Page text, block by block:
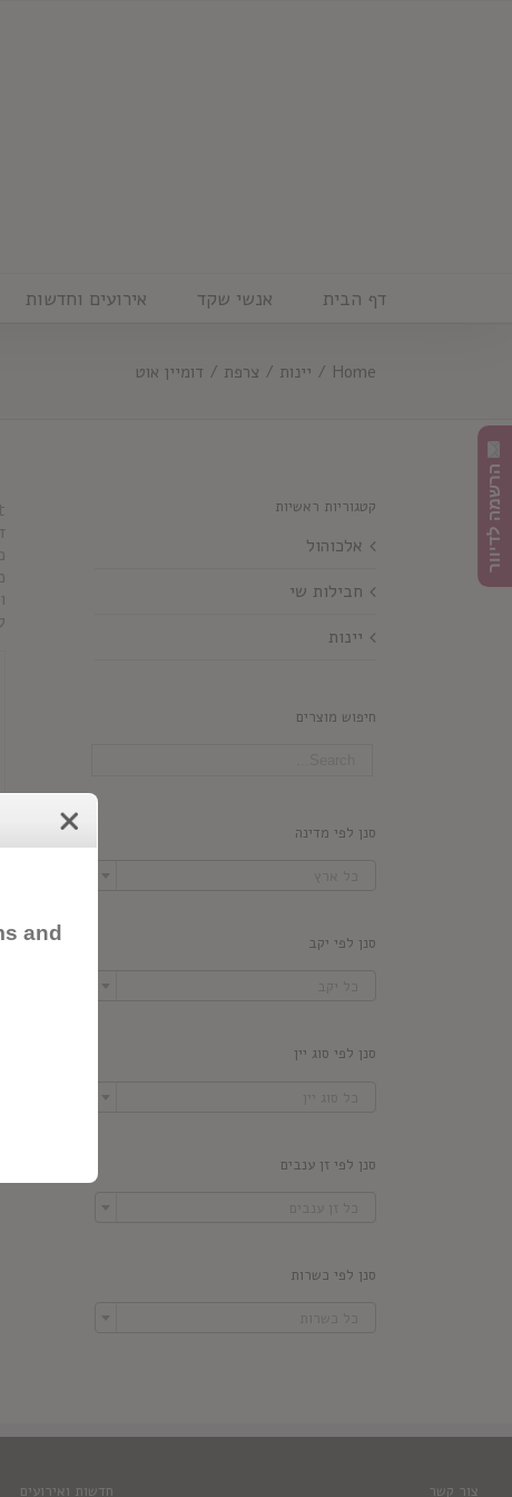
דף הבית אנשי שקד אירועים וחדשות
Home
/ יינות / צרפת / דומיין אוט
קטגוריות ראשיות
אלכוהול
חבילות שי
יינות
חיפוש מוצרים
סנן לפי מדינה
סנן לפי יקב
סנן לפי סוג יין
סנן לפי זן ענבים
סנן לפי כשרות
צור קשר חדשות ואירועים
הרשמה לדיוור
and